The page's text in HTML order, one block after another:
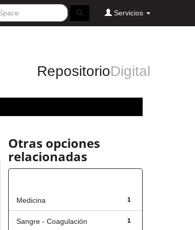
Servicios
RepositorioDigital
Otras opciones
relacionadas
1
Medicina
1
Sangre - Coagulación